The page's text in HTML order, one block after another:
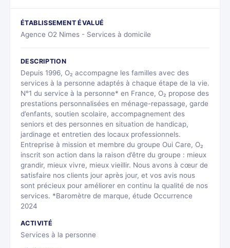
ÉTABLISSEMENT ÉVALUÉ
Agence O2 Nimes - Services à domicile
DESCRIPTION
Depuis 1996, O₂ accompagne les familles avec des
services à la personne adaptés à chaque étape de la vie.
N°1 du service à la personne* en France, O₂ propose des
prestations personnalisées en ménage-repassage, garde
d’enfants, soutien scolaire, accompagnement des
seniors et des personnes en situation de handicap,
jardinage et entretien des locaux professionnels.
Entreprise à mission et membre du groupe Oui Care, O₂
inscrit son action dans la raison d’être du groupe : mieux
grandir, mieux vivre, mieux vieillir. Nous avons à cœur de
satisfaire nos clients jour après jour, et vos avis nous
sont précieux pour améliorer en continu la qualité de nos
services. *Baromètre de marque, étude Occurrence
2024
ACTIVITÉ
Services à la personne